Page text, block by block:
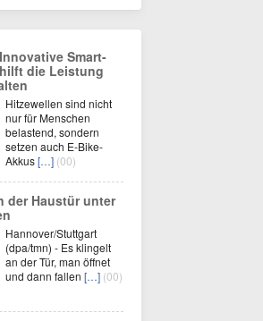
Smart-
die Leistung
Hitzewellen sind nicht
nur für Menschen
belastend, sondern
setzen auch E-Bike-
Akkus[…] (00)
der Haustür unter
Hannover/Stuttgart
(dpa/tmn) - Es klingelt
an der Tür, man öffnet
und dann fallen […] (00)